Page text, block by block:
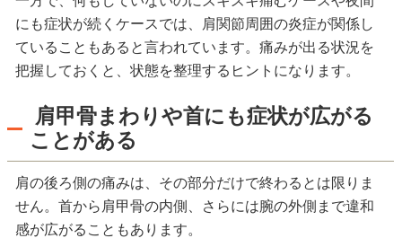
にも症状が続くケースでは、肩関節周囲の炎症が関係し
ていることもあると言われています。痛みが出る状況を
把握しておくと、状態を整理するヒントになります。
肩甲骨まわりや首にも症状が広がる
ことがある
肩の後ろ側の痛みは、その部分だけで終わるとは限りま
せん。首から肩甲骨の内側、さらには腕の外側まで違和
感が広がることもあります。